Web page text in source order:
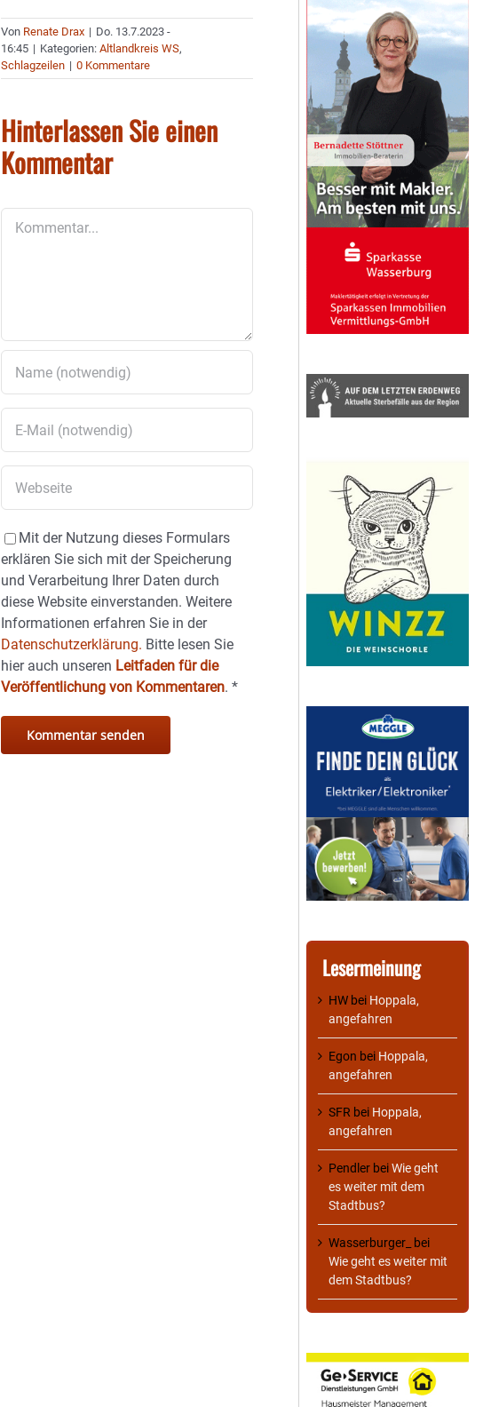
Von Renate Drax | Do. 13.7.2023 -
16:45 | Kategorien:Altlandkreis WS,
Schlagzeilen | 0 Kommentare
Hinterlassen Sie einen
Kommentar
Mit der Nutzung dieses Formulars
erklären Sie sich mit der Speicherung
und Verarbeitung Ihrer Daten durch
diese Website einverstanden. Weitere
Informationen erfahren Sie in der
Datenschutzerklärung. Bitte lesen Sie
hier auch unseren Leitfaden für die
Veröffentlichung von Kommentaren.*
Lesermeinung
HW bei Hoppala,
angefahren
Egon bei Hoppala,
angefahren
SFR bei Hoppala,
angefahren
Pendler beiWie geht
es weiter mit dem
Stadtbus?
Wasserburger_
bei
Wie geht es weiter mit
dem Stadtbus?